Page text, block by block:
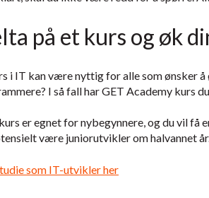
på et kurs og øk
i IT kan være nyttig for alle som ønsker
I så fall har GET Academy kurs
er egnet for nybegynnere, og du vil få
være juniorutvikler om halvannet
som IT-utvikler her